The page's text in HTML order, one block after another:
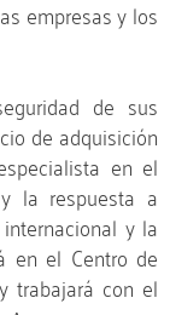
empresas y los
de sus
de adquisición
en el
la respuesta a
y la
en el Centro de
trabajará con el